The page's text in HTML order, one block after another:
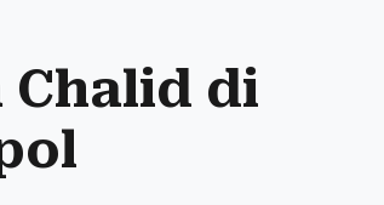
Chalid di